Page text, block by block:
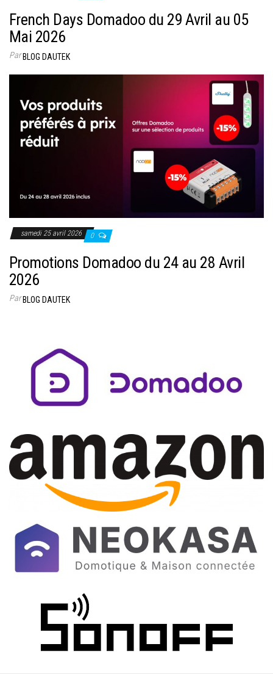
French Days Domadoo du 29 Avril au 05
Mai 2026
ParBLOG DAUTEK
samedi 25 avril 2026 0
Promotions Domadoo du 24 au 28 Avril
2026
ParBLOG DAUTEK